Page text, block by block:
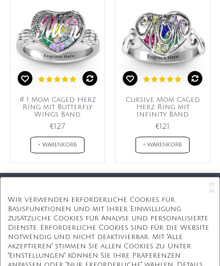
# 1 Mom Caged Herz
Ring mit Butterfly
Wings Band
€127
+ WARENKORB
Cursive Mom Caged
Herz Ring mit
Infinity Band
€121
+ WARENKORB
Kostenlose Geschenkbox
Kostenlose Gravur
Unbegrenzte Redesign
Wir verwenden erforderliche Cookies für
Basisfunktionen und mit Ihrer Einwilligung
zusätzliche Cookies für Analyse und personalisierte
Dienste. Erforderliche Cookies sind für die Website
notwendig und nicht deaktivierbar. Mit "Alle
akzeptieren" stimmen Sie allen Cookies zu. Unter
"Einstellungen" können Sie Ihre Präferenzen